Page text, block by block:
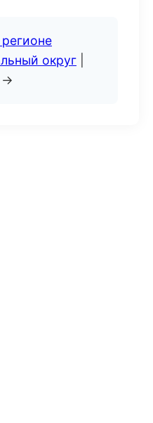
округ
→